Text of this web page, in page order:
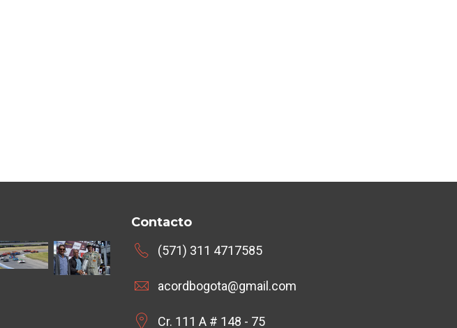
Contacto
(571) 311 4717585
acordbogota@gmail.com
Cr. 111 A # 148 - 75